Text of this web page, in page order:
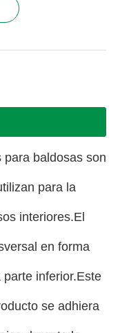
para baldosas son
para la
interiores.El
en forma
inferior.Este
se adhiera